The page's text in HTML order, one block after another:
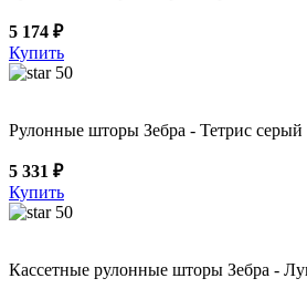
5 174 ₽
Купить
50
Рулонные шторы Зебра - Тетрис серый
5 331 ₽
Купить
50
Кассетные рулонные шторы Зебра -